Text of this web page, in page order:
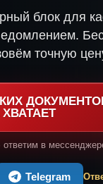
блок для
точную
ХВАТАЕТ
ответим в
Telegram